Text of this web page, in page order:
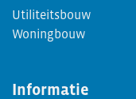
Utiliteitsbouw
Woningbouw
Informatie